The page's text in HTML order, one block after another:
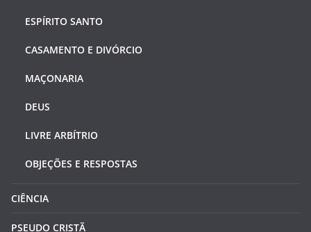
ESPÍRITO SANTO
CASAMENTO E DIVÓRCIO
MAÇONARIA
DEUS
LIVRE ARBÍTRIO
OBJEÇÕES E RESPOSTAS
CIÊNCIA
PSEUDO CRISTÃ